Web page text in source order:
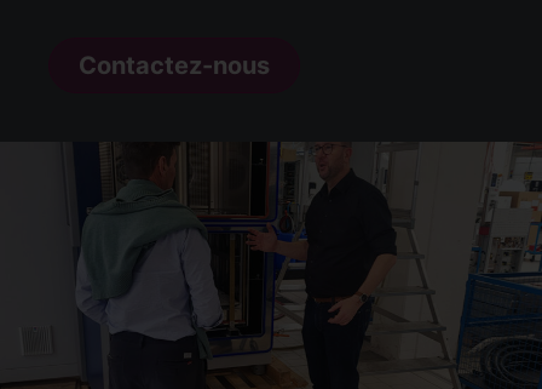
Contactez-nous